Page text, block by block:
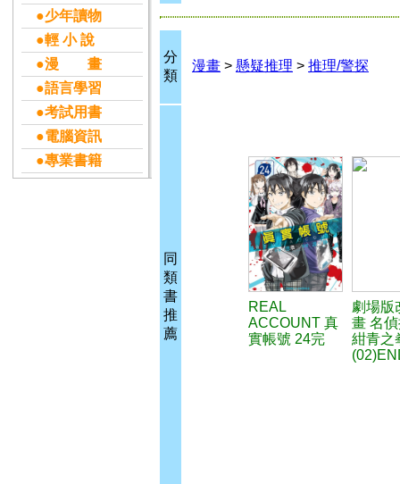
●少年讀物
●輕 小 說
●漫 畫
●語言學習
●考試用書
●電腦資訊
●專業書籍
分
類
漫畫 > 懸疑推理 > 推理/警探
同
類
書
推
薦
REAL
ACCOUNT 真
實帳號 24完
劇場版
畫 名
紺青之